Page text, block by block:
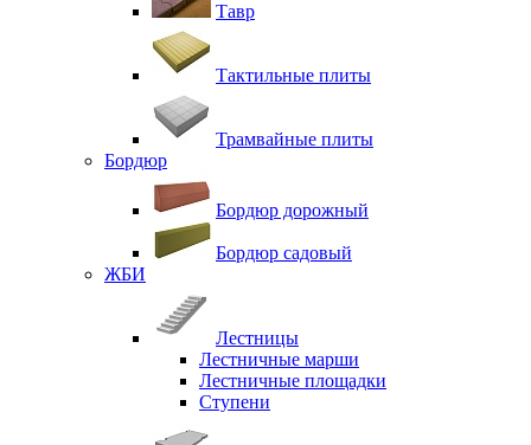
Тавр
Тактильные плиты
Трамвайные плиты
Бордюр
Бордюр дорожный
Бордюр садовый
ЖБИ
Лестницы
Лестничные марши
Лестничные площадки
Ступени